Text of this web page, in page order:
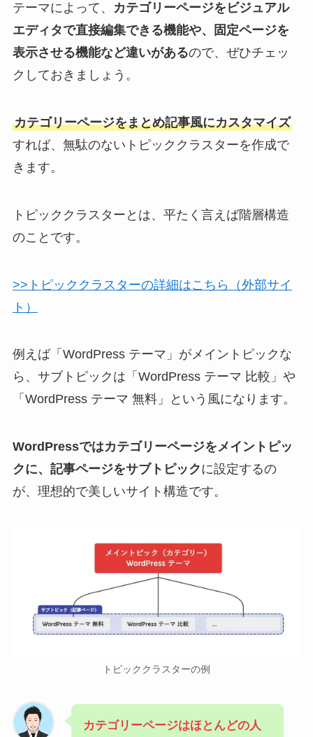
テーマによって、
カテゴリーページをビジュアル
エディタで直接編集できる機能や、固定ページを
表示させる機能など違いがあるので、ぜひチェッ
クしておきましょう。
カテゴリーページをまとめ記事風にカスタマイズ
すれば、無駄のないトピッククラスターを作成で
きます。
トピッククラスターとは、平たく言えば階層構造
のことです。
>>トピッククラスターの詳細はこちら（外部サイ
ト）
例えば「WordPress テーマ」がメイントピックな
ら、サブトピックは「WordPress テーマ 比較」や
「WordPress テーマ 無料」という風になります。
WordPressではカテゴリーページをメイントピッ
クに、記事ページをサブトピックに設定するの
が、理想的で美しいサイト構造です。
トピッククラスターの例
カテゴリーページはほとんどの人